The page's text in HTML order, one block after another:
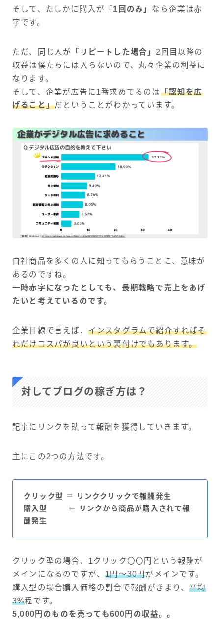
そして、たしかに購入が 「1回のみ」 なら企業は赤
字です。
ただ、同じ人が 「リピートした場合」 2回目以降の
収益は僕たちには入らないので、丸々企業の利益に
なります。
そして、企業が広告に1番求めてるのは「認知を広
げること」だということがわかっています。
自社商品を多くの人に知ってもらうことに、意味が
あるのですね。
一時赤字になったとしても、長期戦略で売上をあげ
たいと考えているのです。
企業目線で言えば、 インスタグラムで紹介すればそ
れだけコスパが良いという裏付けでもあります。
対してブログの稼ぎ方は？
記事にリンクを貼って報酬を獲得していきます。
主にこの2つの方法です。
クリック型 ＝ リンククリックで報酬発生
購入型 ＝ リンクから商品が購入されて報
酬発生
クリック型の場合、1クリック〇〇円という報酬が
メインになるのですが、1円〜30円がメインです。
購入型の場合購入価格の割合で報酬がきまり、平均
3%程です。
5,000円のものを売っても600円の収益。。